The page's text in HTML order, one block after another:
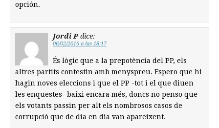
opción.
Jordi P dice:
06/02/2016 a las 18:17
És lògic que a la prepotència del PP, els
altres partits contestin amb menyspreu. Espero que hi
hagin noves eleccions i que el PP -tot i el que diuen
les enquestes- baixi encara més, doncs no penso que
els votants passin per alt els nombrosos casos de
corrupció que de dia en dia van apareixent.